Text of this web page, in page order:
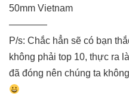
————
P/s: Chắc hẳn sẽ có bạn
không phải top 10, thực ra
đã đóng nên chúng ta